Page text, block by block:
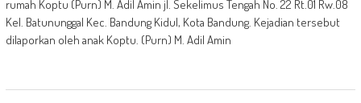
rumah Koptu (Purn) M. Adil Amin jl. Sekelimus Tengah No. 22 Rt.01 Rw.08
Kel. Batununggal Kec. Bandung Kidul, Kota Bandung. Kejadian tersebut
dilaporkan oleh anak Koptu. (Purn) M. Adil Amin